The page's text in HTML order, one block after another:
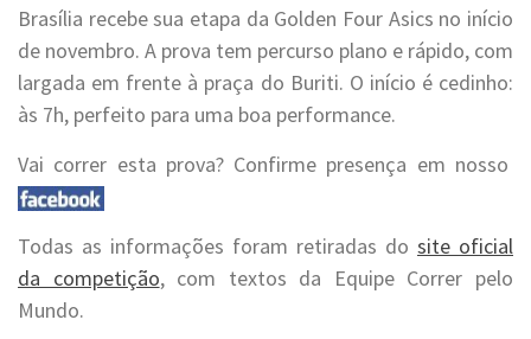
Brasília recebe sua etapa da Golden Four Asics no início
de novembro. A prova tem percurso plano e rápido, com
largada em frente à praça do Buriti. O início é cedinho:
às 7h, perfeito para uma boa performance.
Vai correr esta prova? Confirme presença em nosso
Todas as informações foram retiradas do site oficial
da competição, com textos da Equipe Correr pelo
Mundo.